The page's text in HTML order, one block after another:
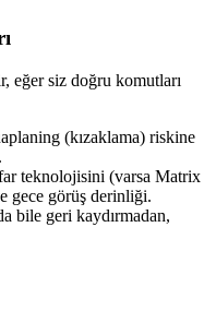
eğer siz doğru komutları
(kızaklama) riskine
teknolojisini (varsa Matrix
gece görüş derinliği.
bile geri kaydırmadan,